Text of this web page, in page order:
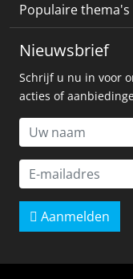
Populaire thema's
Nieuwsbrief
Schrijf u nu in voor
acties of
Aanmelden